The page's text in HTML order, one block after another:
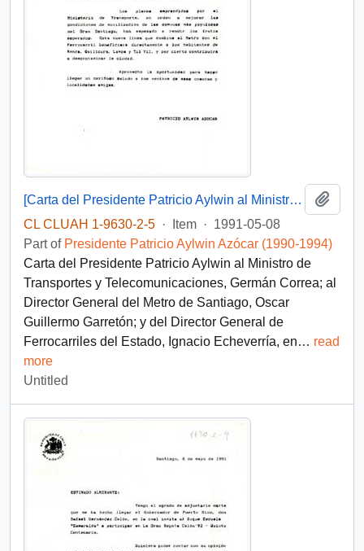
[Carta del Presidente Patricio Aylwin al Ministro de Transportes, Germán Correa]
CL CLUAH 1-9630-2-5 · Item · 1991-05-08
Part of Presidente Patricio Aylwin Azócar (1990-1994)
Carta del Presidente Patricio Aylwin al Ministro de
Transportes y Telecomunicaciones, Germán Correa; al
Director General del Metro de Santiago, Oscar
Guillermo Garretón; y del Director General de
Ferrocarriles del Estado, Ignacio Echeverría, en… read
more
Untitled